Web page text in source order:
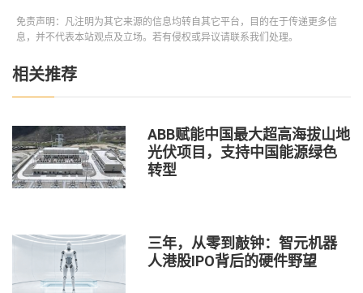
免责声明：凡注明为其它来源的信息均转自其它平台，目的在于传递更多信
息，并不代表本站观点及立场。若有侵权或异议请联系我们处理。
相关推荐
ABB赋能中国最大超高海拔山地
光伏项目，支持中国能源绿色
转型
三年，从零到敲钟：智元机器
人港股IPO背后的硬件野望